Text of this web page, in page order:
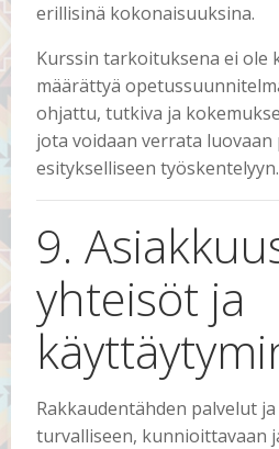
erillisinä kokonaisuuksina.
Kurssin tarkoituksena ei ole
määrättyä
ohjattu, tutkiva ja
jota voidaan verrata luovaan
esitykselliseen työskentelyyn.
9.
yhteisöt ja
Rakkaudentähden palvelut
turvalliseen, kunnioittavaan